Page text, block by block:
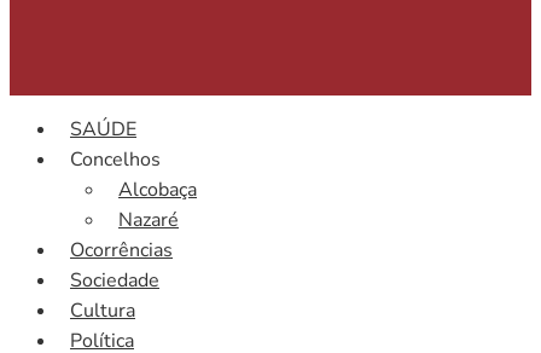
SAÚDE
Concelhos
Alcobaça
Nazaré
Ocorrências
Sociedade
Cultura
Política